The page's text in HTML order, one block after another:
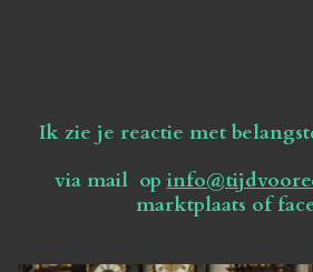
Ik zie je reactie met
via mail op
marktplaats of